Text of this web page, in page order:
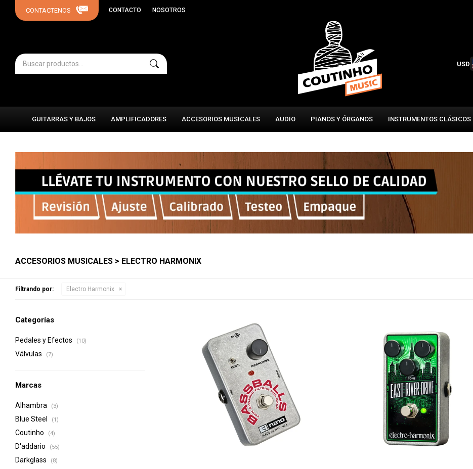
GUITARRAS Y BAJOS AMPLIFICADORES ACCESORIOS MUSICALES AUDIO PIANOS Y ÓRGANOS INSTRUMENTOS CLÁSICOS
USD
CONTACTO NOSOTROS
ACCESORIOS MUSICALES > ELECTRO HARMONIX
Filtrando por: Electro Harmonix
Categorías
Pedales y Efectos (10)
Válvulas (7)
Marcas
Alhambra (3)
Blue Steel (1)
Coutinho (4)
D'addario (55)
Darkglass (8)